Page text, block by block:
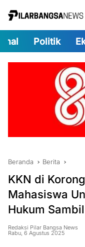
Politik
Beranda Berita
KKN di
Mahasiswa
Hukum
Redaksi Pilar Bangsa News
Rabu, 6 Agustus 2025